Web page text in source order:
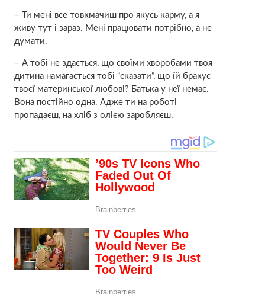
– Ти мені все товкмачиш про якусь карму, а я
живу тут і зараз. Мені працювати потрібно, а не
думати.
– А тобі не здається, що своїми хворобами твоя
дитина намагається тобі “сказати”, що їй бракує
твоєї материнської любові? Батька у неї немає.
Вона постійно одна. Адже ти на роботі
пропадаєш, на хліб з олією заробляєш.